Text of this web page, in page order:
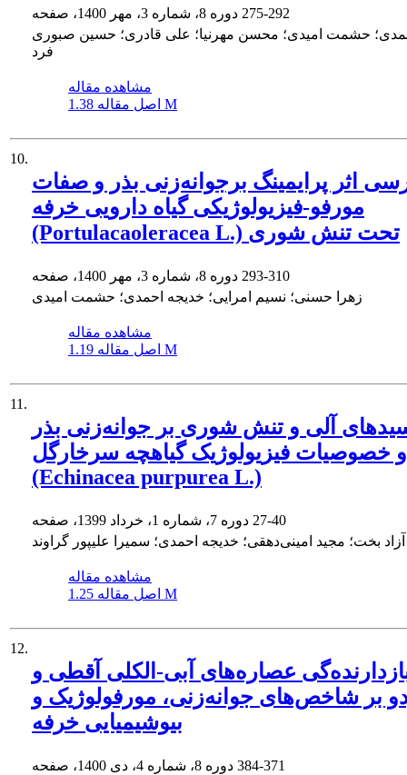
275-292
حشمت امیدی؛ محسن مهرنیا؛ علی قادری؛ حسین صبوری
فرد
مشاهده مقاله
اصل مقاله 1.38 M
10.
اثر پرایمینگ برجوانه‌زنی بذر و صفات
مورفو-فیزیولوژیکی گیاه دارویی خرفه
(Portulacaoleracea L.) تحت تنش شوری
293-310
زهرا حسنی؛ نسیم امرایی؛ خدیجه احمدی؛ حشمت امیدی
مشاهده مقاله
اصل مقاله 1.19 M
11.
آلی و تنش شوری بر جوانه‌زنی بذر
و خصوصیات فیزیولوژیک گیاهچه سرخارگل
(Echinacea purpurea L.)
27-40
بخت؛ مجید امینی‌دهقی؛ خدیجه احمدی؛ سمیرا علیپور گراوند
مشاهده مقاله
اصل مقاله 1.25 M
12.
بازدارنده‌گی عصاره‌های آبی-الکلی آقطی و
بر شاخص‌های جوانه‌زنی، مورفولوژیک و
بیوشیمیایی خرفه
384-371